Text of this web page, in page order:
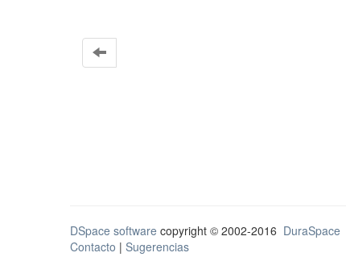
DSpace software copyright © 2002-2016 DuraSpace
Contacto | Sugerencias